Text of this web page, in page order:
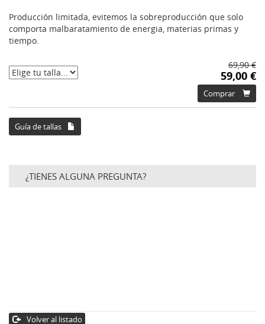
Producción limitada, evitemos la sobreproducción que solo
comporta malbaratamiento de energia, materias primas y
tiempo.
69,90 €
59,00 €
Comprar
Guía de tallas
¿TIENES ALGUNA PREGUNTA?
Volver al listado